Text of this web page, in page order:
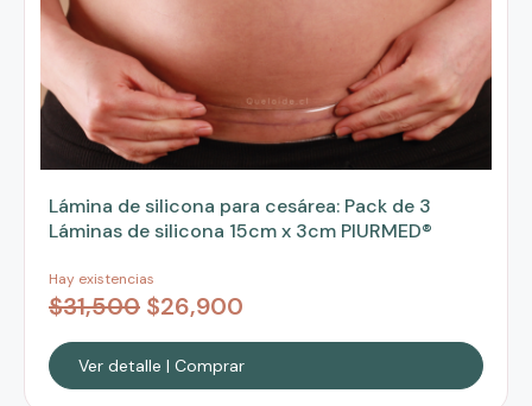
Lámina de silicona para cesárea: Pack de 3
Láminas de silicona 15cm x 3cm PIURMED®
Hay existencias
$31,500 $26,900
Ver detalle | Comprar